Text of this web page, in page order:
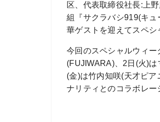
区、代表取締役社長:上
組『サクラバシ919(キ
華ゲストを迎えてスペシ
今回のスペシャルウィ
(FUJIWARA)、2日(火)
(金)は竹内知咲(天才ピ
ナリティとのコラボレー